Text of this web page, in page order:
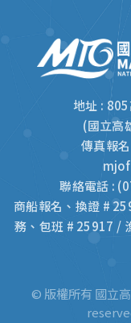
地址 :
(國立高
傳真報
聯絡電話 :
商船報名、換證 #
務、包班 # 25917 /
© 版權所有 國立